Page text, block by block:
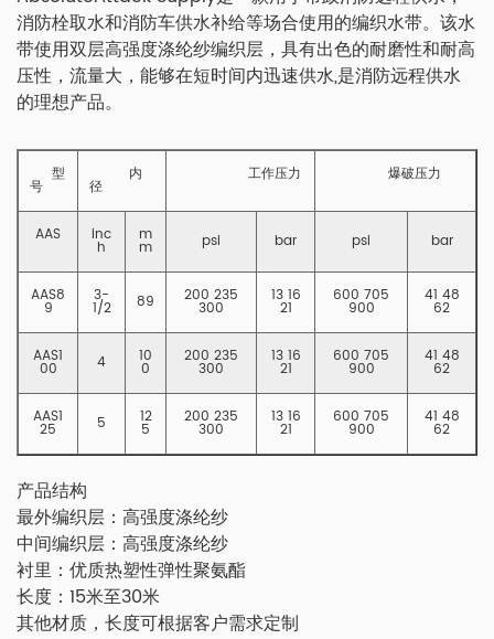
消防栓取水和消防车供水补给等场合使用的编织水带。该水
带使用双层高强度涤纶纱编织层，具有出色的耐磨性和耐高
压性，流量大，能够在短时间内迅速供水,是消防远程供水
的理想产品。
型
号
内
径
工作压力 爆破压力
AAS inc
h
m
m psi bar psi bar
AAS8
9
3-
1/2 89 200 235
300
13 16
21
600 705
900
41 48
62
AAS1
00 4 10
0
200 235
300
13 16
21
600 705
900
41 48
62
AAS1
25 5 12
5
200 235
300
13 16
21
600 705
900
41 48
62
产品结构
最外编织层：高强度涤纶纱
中间编织层：高强度涤纶纱
衬里：优质热塑性弹性聚氨酯
长度：15米至30米
其他材质，长度可根据客户需求定制